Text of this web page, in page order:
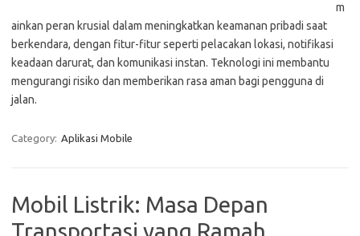
m
ainkan peran krusial dalam meningkatkan keamanan pribadi saat
berkendara, dengan fitur-fitur seperti pelacakan lokasi, notifikasi
keadaan darurat, dan komunikasi instan. Teknologi ini membantu
mengurangi risiko dan memberikan rasa aman bagi pengguna di
jalan.
Category: Aplikasi Mobile
Mobil Listrik: Masa Depan
Transportasi yang Ramah